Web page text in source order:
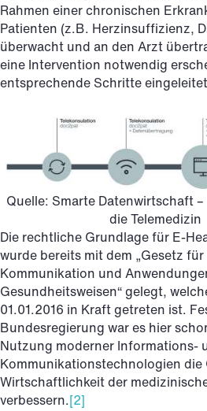
Rahmen einer chronischen
Patienten (z.B. Herzinsuffizienz,
überwacht und an den Arzt
eine Intervention notwendig
entsprechende Schritte
Quelle: Smarte Datenwirtschaft
die Telemedizin
Die rechtliche Grundlage für E-
wurde bereits mit dem „Gesetz
Kommunikation und
Gesundheitsweisen“ gelegt,
01.01.2016 in Kraft getreten ist.
Bundesregierung war es hier
Nutzung moderner Informations-
Kommunikationstechnologien die
Wirtschaftlichkeit der
verbessern.[2]